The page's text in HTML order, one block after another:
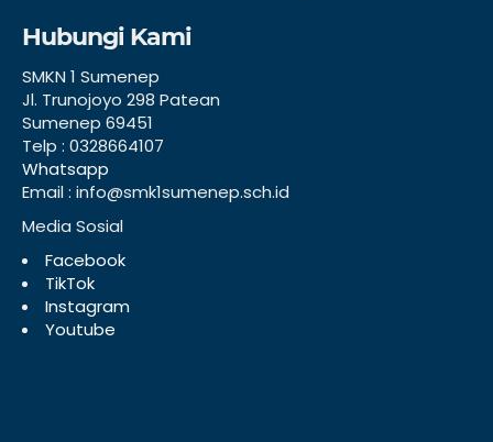
Hubungi Kami
SMKN 1 Sumenep
Jl. Trunojoyo 298 Patean
Sumenep 69451
Telp : 0328664107
Whatsapp
Email : info@smk1sumenep.sch.id
Media Sosial
Facebook
TikTok
Instagram
Youtube